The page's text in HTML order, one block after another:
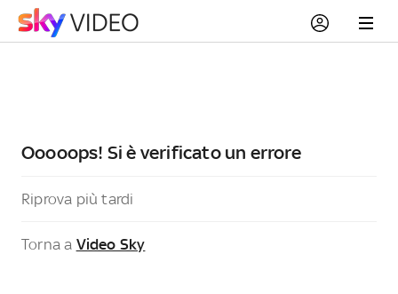
Ooooops! Si è verificato un errore
Riprova più tardi
Torna a Video Sky